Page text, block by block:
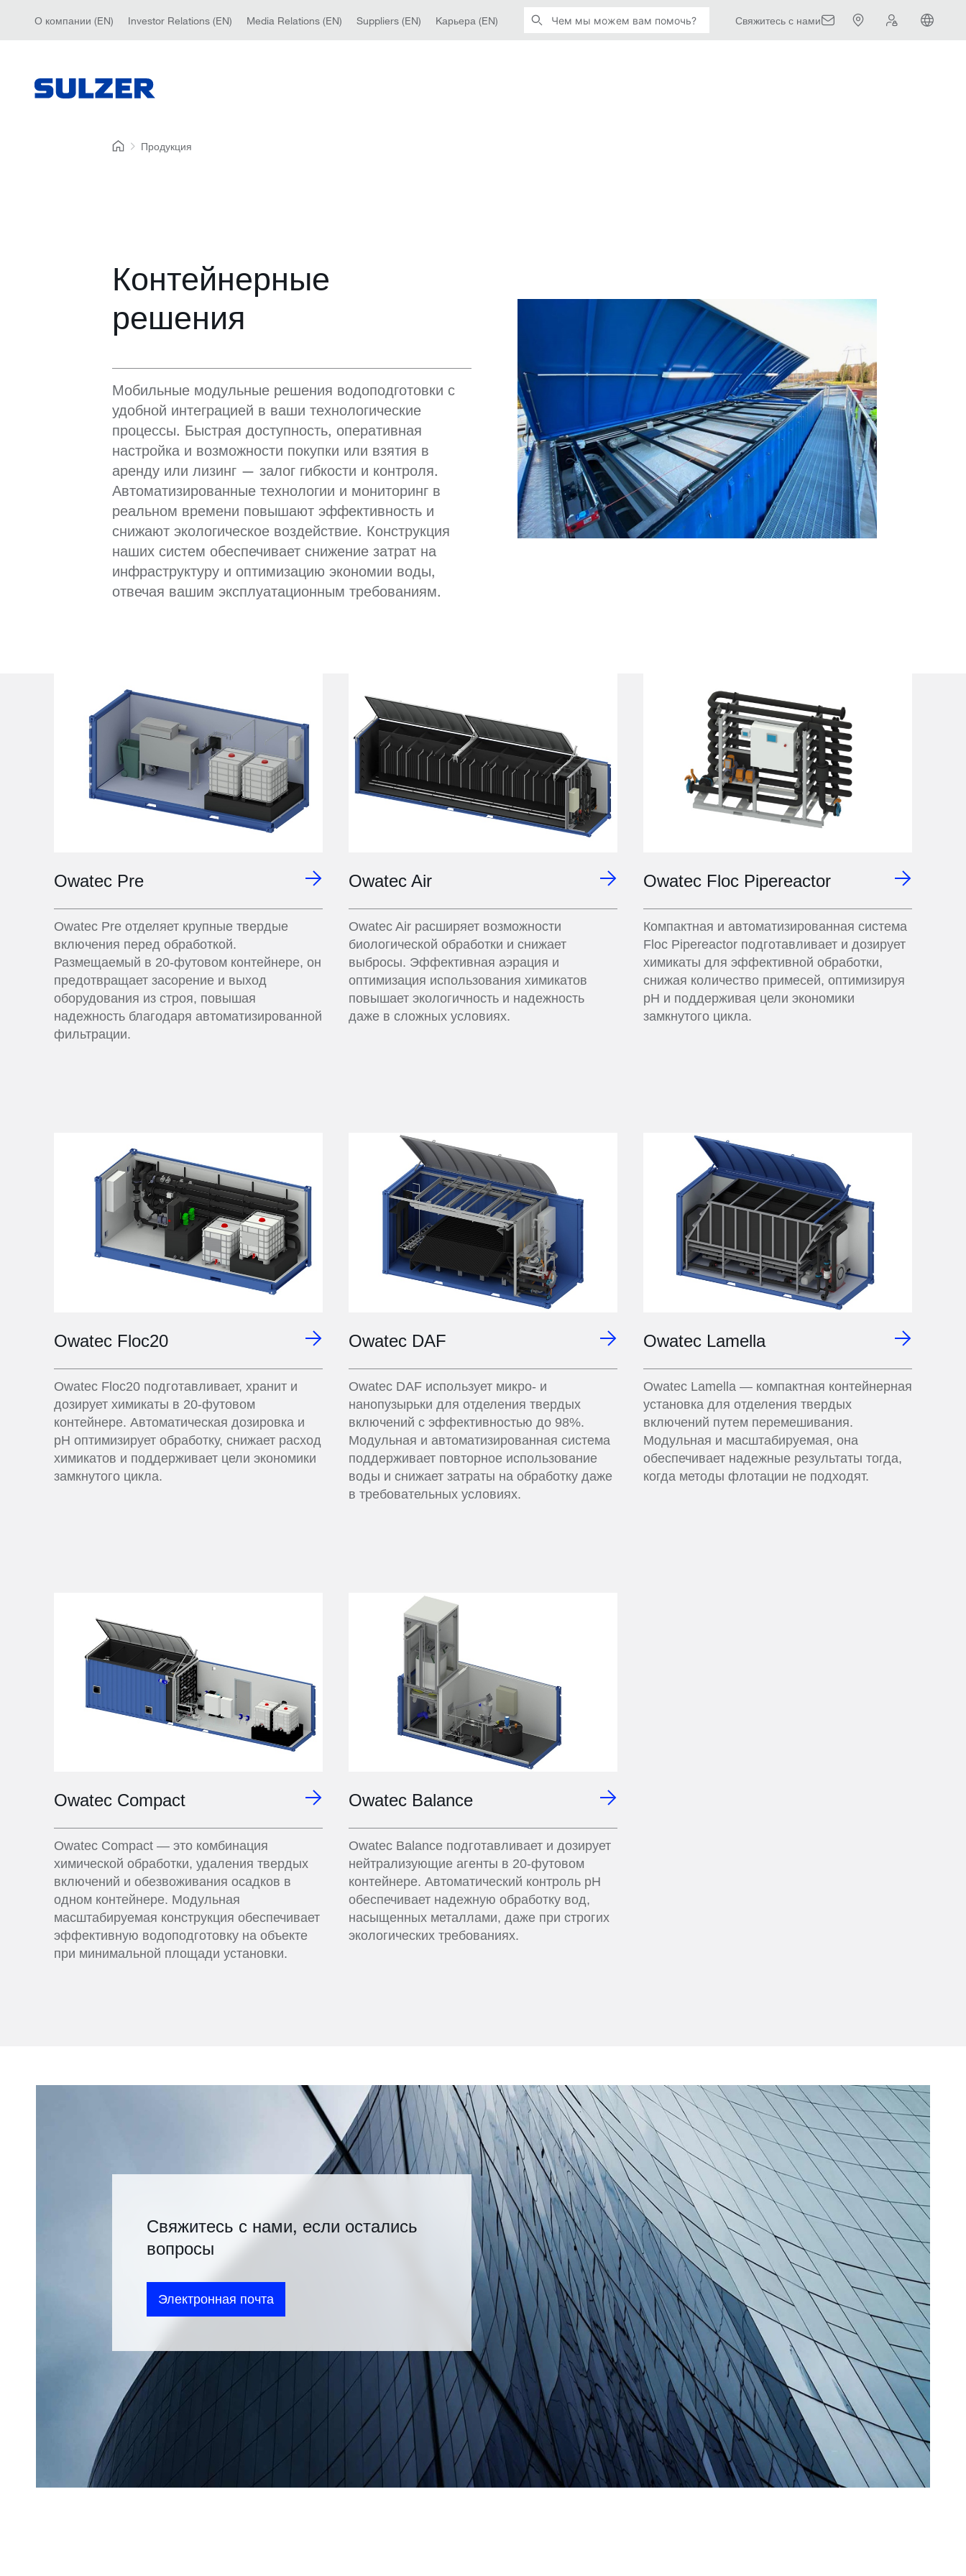
Свяжитесь с нами
О компании (EN) Investor Relations (EN) Media Relations (EN) Suppliers (EN) Kарьера (EN)
Продукция
Контейнерные
решения
Мобильные модульные решения водоподготовки с
удобной интеграцией в ваши технологические
процессы. Быстрая доступность, оперативная
настройка и возможности покупки или взятия в
аренду или лизинг — залог гибкости и контроля.
Автоматизированные технологии и мониторинг в
реальном времени повышают эффективность и
снижают экологическое воздействие. Конструкция
наших систем обеспечивает снижение затрат на
инфраструктуру и оптимизацию экономии воды,
отвечая вашим эксплуатационным требованиям.
Owatec Pre
Owatec Pre отделяет крупные твердые
включения перед обработкой.
Размещаемый в 20-футовом контейнере, он
предотвращает засорение и выход
оборудования из строя, повышая
надежность благодаря автоматизированной
фильтрации.
Owatec Air
Owatec Air расширяет возможности
биологической обработки и снижает
выбросы. Эффективная аэрация и
оптимизация использования химикатов
повышает экологичность и надежность
даже в сложных условиях.
Owatec Floc Pipereactor
Компактная и автоматизированная система
Floc Pipereactor подготавливает и дозирует
химикаты для эффективной обработки,
снижая количество примесей, оптимизируя
pH и поддерживая цели экономики
замкнутого цикла.
Owatec Floc20
Owatec Floc20 подготавливает, хранит и
дозирует химикаты в 20-футовом
контейнере. Автоматическая дозировка и
pH оптимизирует обработку, снижает расход
химикатов и поддерживает цели экономики
замкнутого цикла.
Owatec DAF
Owatec DAF использует микро- и
нанопузырьки для отделения твердых
включений с эффективностью до 98%.
Модульная и автоматизированная система
поддерживает повторное использование
воды и снижает затраты на обработку даже
в требовательных условиях.
Owatec Lamella
Owatec Lamella — компактная контейнерная
установка для отделения твердых
включений путем перемешивания.
Модульная и масштабируемая, она
обеспечивает надежные результаты тогда,
когда методы флотации не подходят.
Owatec Compact
Owatec Compact — это комбинация
химической обработки, удаления твердых
включений и обезвоживания осадков в
одном контейнере. Модульная
масштабируемая конструкция обеспечивает
эффективную водоподготовку на объекте
при минимальной площади установки.
Owatec Balance
Owatec Balance подготавливает и дозирует
нейтрализующие агенты в 20-футовом
контейнере. Автоматический контроль pH
обеспечивает надежную обработку вод,
насыщенных металлами, даже при строгих
экологических требованиях.
Свяжитесь с нами, если остались
вопросы
Электронная почта